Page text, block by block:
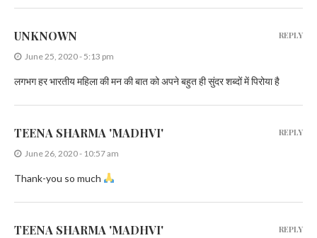
UNKNOWN
June 25, 2020 - 5:13 pm
लगभग हर भारतीय महिला की मन की बात को अपने बहुत ही सुंदर शब्दों में पिरोया है
REPLY
TEENA SHARMA 'MADHVI'
June 26, 2020 - 10:57 am
Thank-you so much
REPLY
TEENA SHARMA 'MADHVI' REPLY